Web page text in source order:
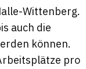
Wittenberg.
auch die
können.
pro